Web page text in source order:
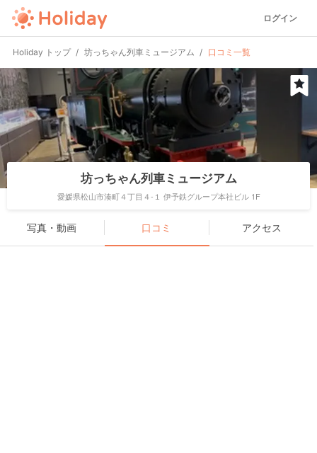
ログイン
Holiday トップ 坊っちゃん列車ミュージアム 口コミ一覧
坊っちゃん列車ミュージアム
愛媛県松山市湊町４丁目４-１ 伊予鉄グループ本社ビル 1F
写真・動画 口コミ アクセス